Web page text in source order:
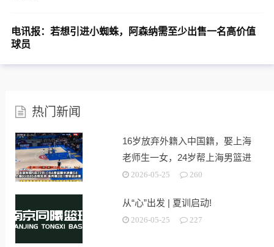
电讯报：若想引进小蜘蛛，阿森纳需至少出售一名高价值
球员
热门新闻
16岁放弃外籍入中国籍，娶上海
老师生一女，24岁帮上海男篮进
决赛
2026-05-25 260
从“心”出发 | 夏训启动!
2026-05-25 227